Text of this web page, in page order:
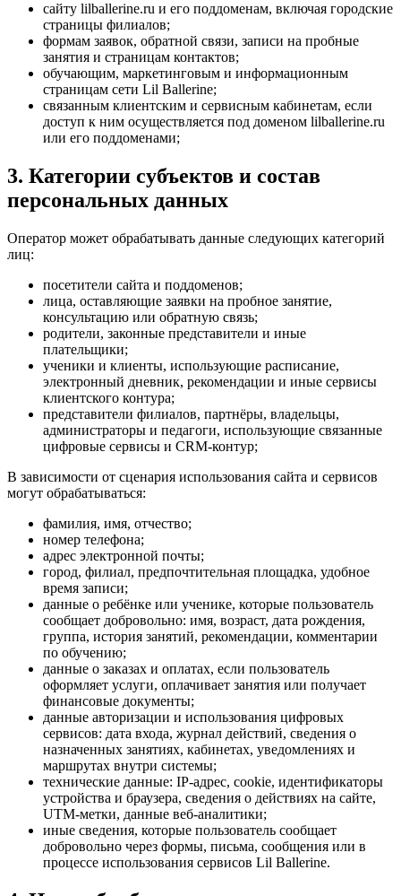
сайту lilballerine.ru и его поддоменам, включая городские
страницы филиалов;
формам заявок, обратной связи, записи на пробные
занятия и страницам контактов;
обучающим, маркетинговым и информационным
страницам сети Lil Ballerine;
связанным клиентским и сервисным кабинетам, если
доступ к ним осуществляется под доменом lilballerine.ru
или его поддоменами;
3. Категории субъектов и состав
персональных данных
Оператор может обрабатывать данные следующих категорий
лиц:
посетители сайта и поддоменов;
лица, оставляющие заявки на пробное занятие,
консультацию или обратную связь;
родители, законные представители и иные
плательщики;
ученики и клиенты, использующие расписание,
электронный дневник, рекомендации и иные сервисы
клиентского контура;
представители филиалов, партнёры, владельцы,
администраторы и педагоги, использующие связанные
цифровые сервисы и CRM-контур;
В зависимости от сценария использования сайта и сервисов
могут обрабатываться:
фамилия, имя, отчество;
номер телефона;
адрес электронной почты;
город, филиал, предпочтительная площадка, удобное
время записи;
данные о ребёнке или ученике, которые пользователь
сообщает добровольно: имя, возраст, дата рождения,
группа, история занятий, рекомендации, комментарии
по обучению;
данные о заказах и оплатах, если пользователь
оформляет услуги, оплачивает занятия или получает
финансовые документы;
данные авторизации и использования цифровых
сервисов: дата входа, журнал действий, сведения о
назначенных занятиях, кабинетах, уведомлениях и
маршрутах внутри системы;
технические данные: IP-адрес, cookie, идентификаторы
устройства и браузера, сведения о действиях на сайте,
UTM-метки, данные веб-аналитики;
иные сведения, которые пользователь сообщает
добровольно через формы, письма, сообщения или в
процессе использования сервисов Lil Ballerine.